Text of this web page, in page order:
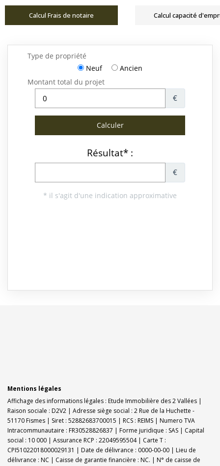
Calcul Frais de notaire Calcul capacité
Mentions légales
Affichage des informations légales : Etude Immobilière des 2 Vallées |
Raison sociale : D2V2 | Adresse siège social : 2 Rue de la Huchette -
51170 Fismes | Siret : 52882683700015 | RCS : REIMS | Numero TVA
Intracommunautaire : FR30528826837 | Forme juridique : SAS | Capital
social : 10 000 | Assurance RCP : 22049595504 | Carte T :
CPI51022018000029131 | Date de délivrance : 0000-00-00 | Lieu de
délivrance : NC | Caisse de garantie financière : NC. | N° de caisse de